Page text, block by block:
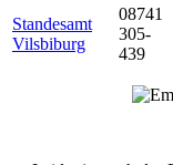
Standesamt
Vilsbiburg
08741
305-
439